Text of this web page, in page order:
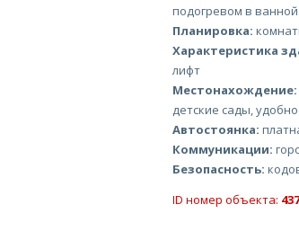
подогревом в
Планировка:
Характеристика
лифт
Местонахождение:
детские сады,
Автостоянка:
Коммуникации:
Безопасность:
ID номер объекта: